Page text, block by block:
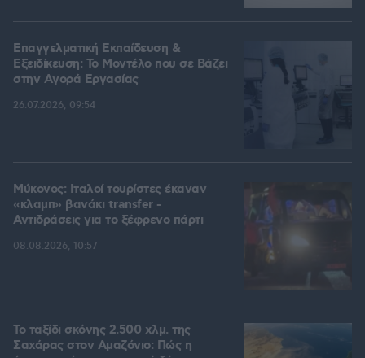
Επαγγελματική Εκπαίδευση &
Εξειδίκευση: Το Mοντέλο που σε Bάζει
στην Aγορά Eργασίας
26.07.2026, 09:54
Μύκονος: Ιταλοί τουρίστες έκαναν
«κλαμπ» βανάκι transfer -
Αντιδράσεις για το ξέφρενο πάρτι
08.08.2026, 10:57
Το ταξίδι σκόνης 2.500 χλμ. της
Σαχάρας στον Αμαζόνιο: Πώς η